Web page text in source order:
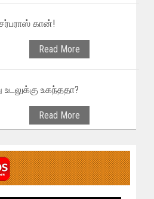
கான்!
Read More
உடலுக்கு உகந்ததா?
Read More